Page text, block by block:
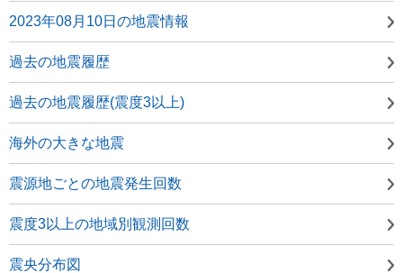
2023年08月10日の地震情報
過去の地震履歴
過去の地震履歴(震度3以上)
海外の大きな地震
震源地ごとの地震発生回数
震度3以上の地域別観測回数
震央分布図